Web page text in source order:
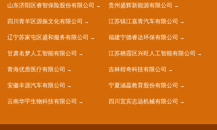
山东济阳区睿智保险股份有限公司 贵州盛辉新能源有限公司
四川青羊区源振文化有限公司 江苏镇江嘉青汽车有限公司
辽宁苏家屯区盛和服务有限公司 福建宁德睿达环保有限公司
甘肃名梦人工智能有限公司 江苏栖霞区兴旺人工智能有限公司
青海优质医疗有限公司 吉林程奇科技有限公司
安徽丰源汽车有限公司 宁夏涵蕊教育股份有限公司
云南华宇生物科技有限公司 四川宜宾志远机械有限公司